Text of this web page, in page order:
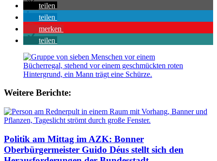
teilen
teilen
merken
teilen
Weitere Berichte:
Politik am Mittag im AZK: Bonner
Oberbürgermeister Guido Déus stellt sich den